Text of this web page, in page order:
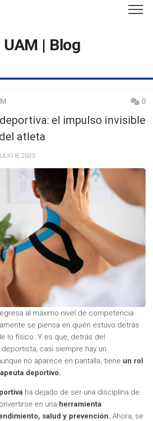
UAM | Blog
0
el impulso invisible
atleta
8, 2025
al máximo nivel de competencia
se piensa en quién estuvo detrás
lo físico. Y es que, detrás del
casi siempre hay un
no aparece en pantalla, tiene un rol
deportivo.
ha dejado de ser una disciplina de
en una herramienta
salud y prevención. Ahora, se